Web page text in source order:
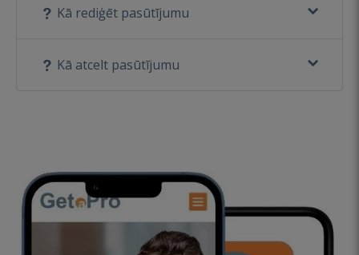
Kā rediģēt pasūtījumu
Kā atcelt pasūtījumu